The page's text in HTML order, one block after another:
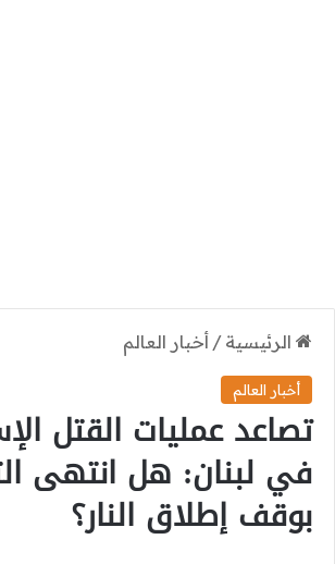
الرئيسية / أخبار العالم
أخبار العالم
تصاعد عمليات القتل
في لبنان: هل انتهى
بوقف إطلاق النار؟